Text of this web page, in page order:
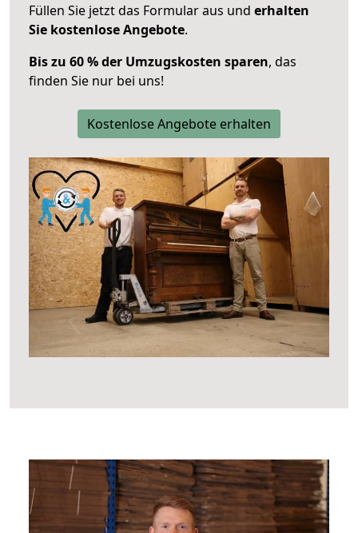
Füllen Sie jetzt das Formular aus und erhalten
Sie kostenlose Angebote.
Bis zu 60 % der Umzugskosten sparen, das
finden Sie nur bei uns!
Kostenlose Angebote erhalten